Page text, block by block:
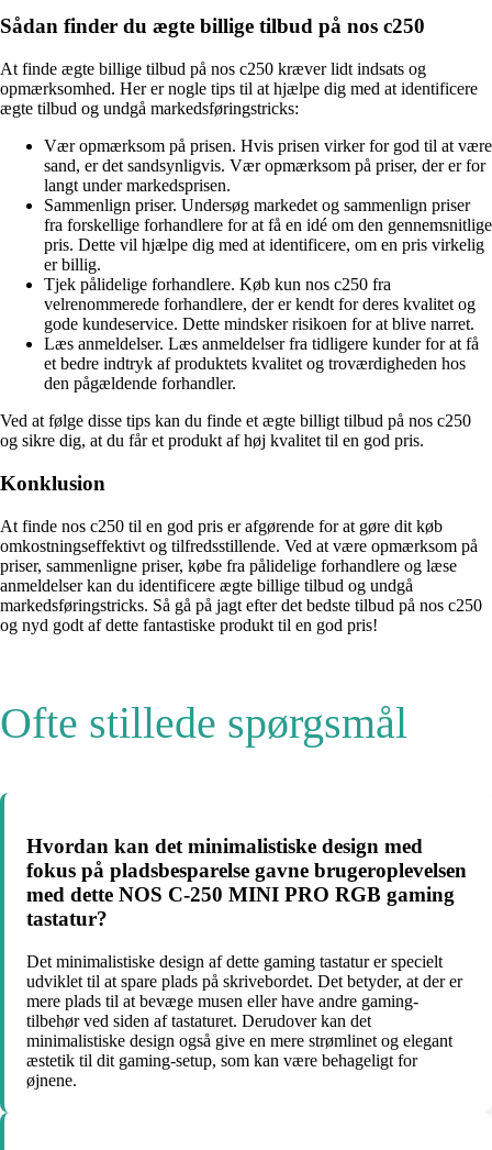
Sådan finder du ægte billige tilbud på nos c250
At finde ægte billige tilbud på nos c250 kræver lidt indsats og
opmærksomhed. Her er nogle tips til at hjælpe dig med at identificere
ægte tilbud og undgå markedsføringstricks:
Vær opmærksom på prisen. Hvis prisen virker for god til at være
sand, er det sandsynligvis. Vær opmærksom på priser, der er for
langt under markedsprisen.
Sammenlign priser. Undersøg markedet og sammenlign priser
fra forskellige forhandlere for at få en idé om den gennemsnitlige
pris. Dette vil hjælpe dig med at identificere, om en pris virkelig
er billig.
Tjek pålidelige forhandlere. Køb kun nos c250 fra
velrenommerede forhandlere, der er kendt for deres kvalitet og
gode kundeservice. Dette mindsker risikoen for at blive narret.
Læs anmeldelser. Læs anmeldelser fra tidligere kunder for at få
et bedre indtryk af produktets kvalitet og troværdigheden hos
den pågældende forhandler.
Ved at følge disse tips kan du finde et ægte billigt tilbud på nos c250
og sikre dig, at du får et produkt af høj kvalitet til en god pris.
Konklusion
At finde nos c250 til en god pris er afgørende for at gøre dit køb
omkostningseffektivt og tilfredsstillende. Ved at være opmærksom på
priser, sammenligne priser, købe fra pålidelige forhandlere og læse
anmeldelser kan du identificere ægte billige tilbud og undgå
markedsføringstricks. Så gå på jagt efter det bedste tilbud på nos c250
og nyd godt af dette fantastiske produkt til en god pris!
Ofte stillede spørgsmål
Hvordan kan det minimalistiske design med
fokus på pladsbesparelse gavne brugeroplevelsen
med dette NOS C-250 MINI PRO RGB gaming
tastatur?
Det minimalistiske design af dette gaming tastatur er specielt
udviklet til at spare plads på skrivebordet. Det betyder, at der er
mere plads til at bevæge musen eller have andre gaming-
tilbehør ved siden af tastaturet. Derudover kan det
minimalistiske design også give en mere strømlinet og elegant
æstetik til dit gaming-setup, som kan være behageligt for
øjnene.